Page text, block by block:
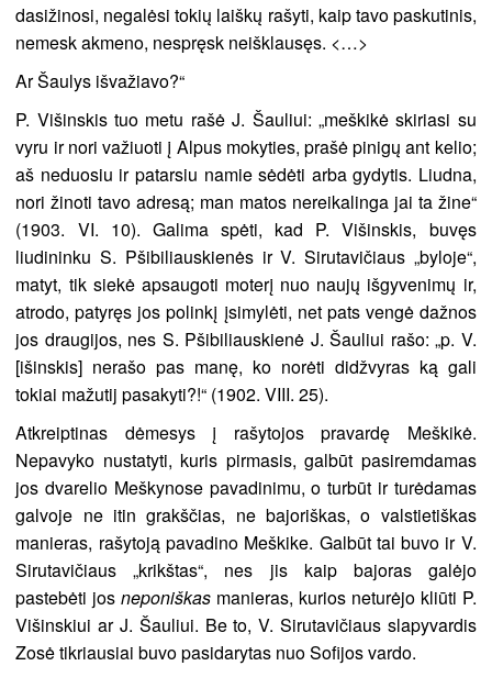
dasižinosi, negalėsi tokių laiškų rašyti, kaip tavo paskutinis,
nemesk akmeno, nespręsk neišklausęs. <…>
Ar Šaulys išvažiavo?“
P. Višinskis tuo metu rašė J. Šauliui: „meškikė skiriasi su
vyru ir nori važiuoti į Alpus mokyties, prašė pinigų ant kelio;
aš neduosiu ir patarsiu namie sėdėti arba gydytis. Liudna,
nori žinoti tavo adresą; man matos nereikalinga jai ta žine“
(1903. VI. 10). Galima spėti, kad P. Višinskis, buvęs
liudininku S. Pšibiliauskienės ir V. Sirutavičiaus „byloje“,
matyt, tik siekė apsaugoti moterį nuo naujų išgyvenimų ir,
atrodo, patyręs jos polinkį įsimylėti, net pats vengė dažnos
jos draugijos, nes S. Pšibiliauskienė J. Šauliui rašo: „p. V.
[išinskis] nerašo pas manę, ko norėti didžvyras ką gali
tokiai mažutij pasakyti?!“ (1902. VIII. 25).
Atkreiptinas dėmesys į rašytojos pravardę Meškikė.
Nepavyko nustatyti, kuris pirmasis, galbūt pasiremdamas
jos dvarelio Meškynose pavadinimu, o turbūt ir turėdamas
galvoje ne itin grakščias, ne bajoriškas, o valstietiškas
manieras, rašytoją pavadino Meškike. Galbūt tai buvo ir V.
Sirutavičiaus „krikštas“, nes jis kaip bajoras galėjo
pastebėti josneponiškas manieras, kurios neturėjo kliūti P.
Višinskiui ar J. Šauliui. Be to, V. Sirutavičiaus slapyvardis
Zosė tikriausiai buvo pasidarytas nuo Sofijos vardo.